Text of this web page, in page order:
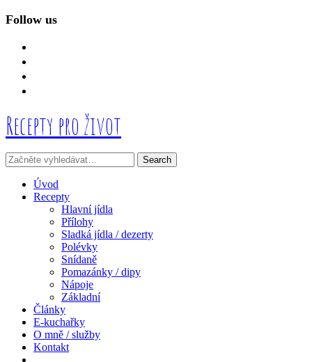
Follow us
Recepty pro život
Úvod
Recepty
Hlavní jídla
Přílohy
Sladká jídla / dezerty
Polévky
Snídaně
Pomazánky / dipy
Nápoje
Základní
Články
E-kuchařky
O mně / služby
Kontakt